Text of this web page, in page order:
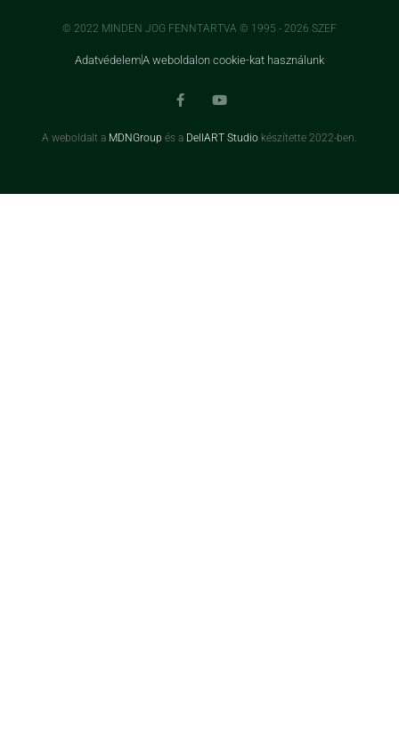
© 2022 MINDEN JOG FENNTARTVA © 1995 - 2026 SZEF
AdatvédelemA weboldalon cookie-kat használunk
A weboldalt a MDNGroup és a DellART Studio készítette 2022-ben.